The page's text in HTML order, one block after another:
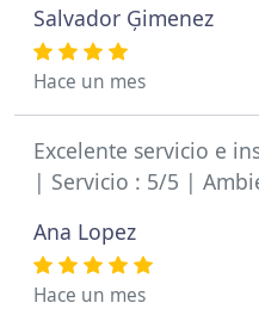
Salvador Ģimenez
Hace un mes
Excelente servicio e
| Servicio : 5/5 |
Ana Lopez
Hace un mes